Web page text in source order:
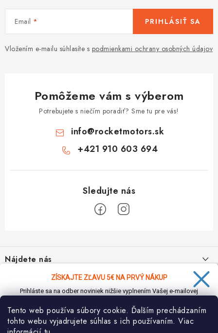
Tento web používa súbory cookie. Ďalším prechádzaním
tohto webu vyjadrujete súhlas s ich používaním. Viac
Email
Vložením e-mailu súhlasíte s podmienkami ochrany osobných údajov
PRIHLÁSIŤ SA
Pomôžeme vám s výberom
Potrebujete s niečím poradiť? Sme tu pre vás!
info@rocketmotors.sk
+421 910 603 694
p
t
i
Nájdete nás
Kontakt
TOP kategórie
Detské štvorkolky
ZÍSKAJTE ZĽAVU 5€ NA PRVÝ NÁKUP
Prihláste sa na odber noviniek nižšie vyplnením Vašej e-mailovej